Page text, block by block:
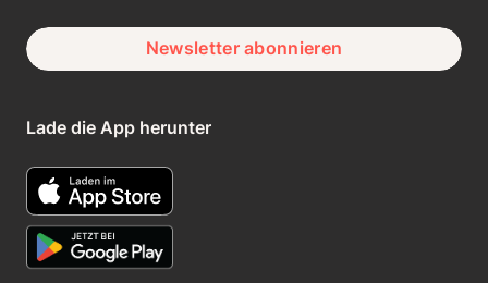
Newsletter abonnieren
Lade die App herunter